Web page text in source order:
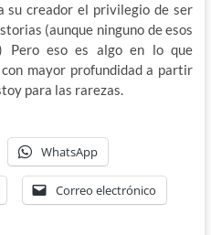
su creador el privilegio de ser
(aunque ninguno de esos
Pero eso es algo en lo que
mayor profundidad a partir
para las rarezas.
WhatsApp
Correo electrónico